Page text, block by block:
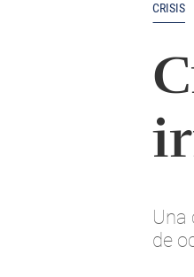
CRISIS
Una
de